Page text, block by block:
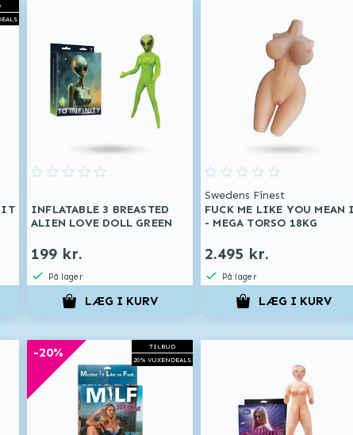
IT
INFLATABLE 3 BREASTED
ALIEN LOVE DOLL GREEN
199 kr.
På lager
LÆG I KURV
Swedens Finest
FUCK ME LIKE YOU MEAN
- MEGA TORSO 18KG
2.495 kr.
På lager
LÆG I KURV
TILBUD
20% VUXENDEALS
-20%